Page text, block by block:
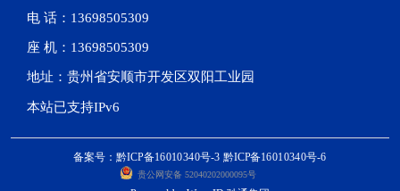
电 话：13698505309
座 机：13698505309
地址：贵州省安顺市开发区双阳工业园
本站已支持IPv6
备案号：黔ICP备16010340号-3 黔ICP备16010340号-6
贵公网安备 52040202000095号